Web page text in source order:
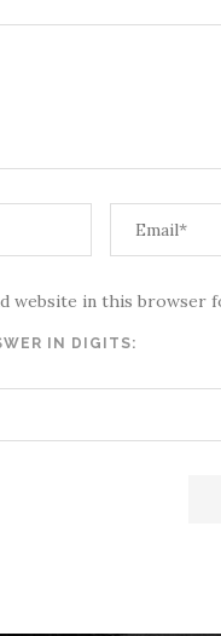
website in this
IN DIGITS: